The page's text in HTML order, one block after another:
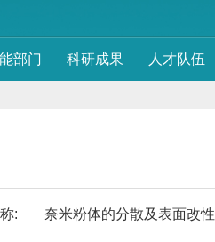
部门 科研成果 人才队伍
: 奈米粉体的分散及表面改性